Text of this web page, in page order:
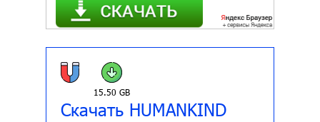
15.50 GB
Скачать HUMANKIND